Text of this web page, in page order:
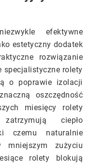
efektywne
estetyczny dodatek
rozwiązanie
specjalistyczne rolety
o poprawie izolacji
oszczędność
miesięcy rolety
ciepło
czemu naturalnie
mniejszym zużyciu
rolety blokują